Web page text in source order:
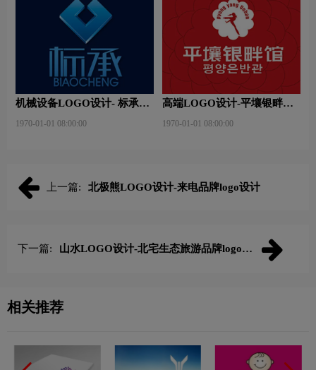
机械设备LOGO设计- 标承机
1970-01-01 08:00:00
高端LOGO设计-平壤银畔馆
1970-01-01 08:00:00
上一篇: 北极熊LOGO设计-来电品牌logo设计
下一篇:
山水LOGO设计-北宅生态旅游品牌logo设
相关推荐